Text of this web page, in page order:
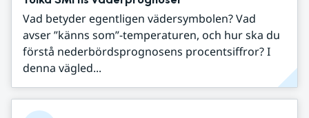
Vad betyder egentligen vädersymbolen? Vad
avser ”känns som”-temperaturen, och hur ska du
förstå nederbördsprognosens procentsiffror? I
denna vägled...